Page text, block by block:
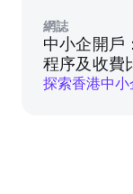
網誌
中小企開戶
程序及收費
探索香港中